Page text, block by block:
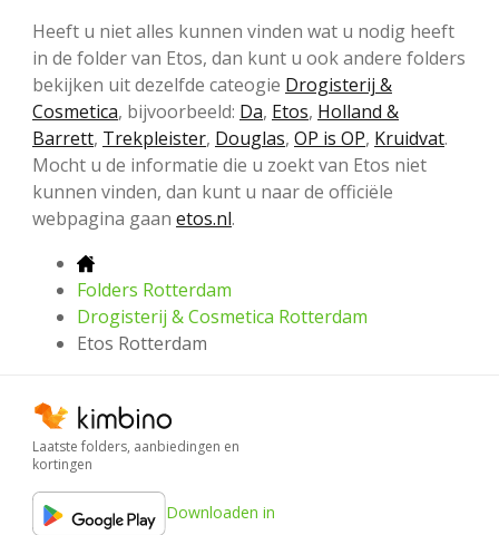
Heeft u niet alles kunnen vinden wat u nodig heeft
in de folder van Etos, dan kunt u ook andere folders
bekijken uit dezelfde cateogie Drogisterij &
Cosmetica, bijvoorbeeld: Da, Etos, Holland &
Barrett, Trekpleister, Douglas, OP is OP, Kruidvat.
Mocht u de informatie die u zoekt van Etos niet
kunnen vinden, dan kunt u naar de officiële
webpagina gaan etos.nl.
Folders Rotterdam
Drogisterij & Cosmetica Rotterdam
Etos Rotterdam
Laatste folders, aanbiedingen en
kortingen
Downloaden in